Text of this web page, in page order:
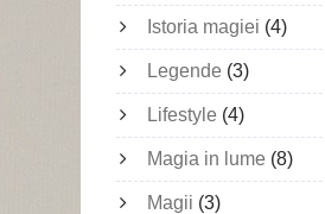
Istoria magiei (4)
Legende (3)
Lifestyle (4)
Magia in lume (8)
Magii (3)